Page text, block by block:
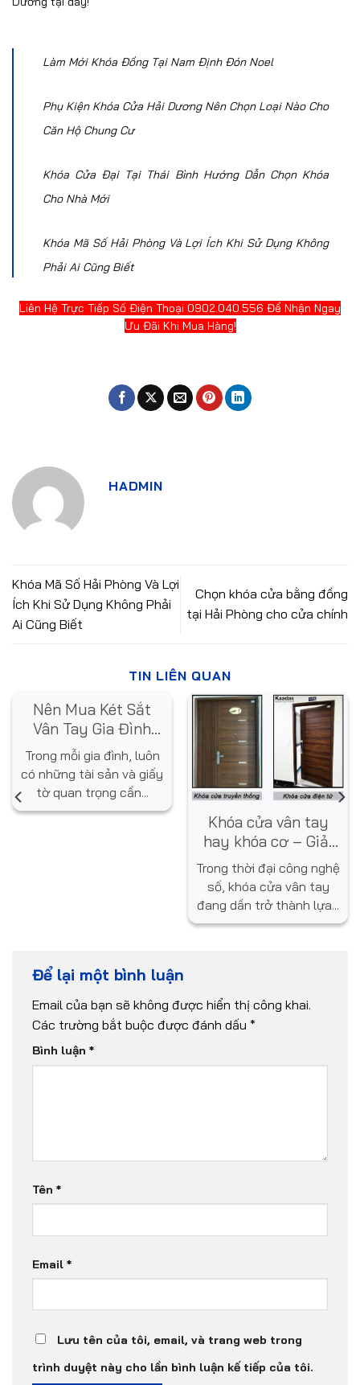
Làm Mới Khóa Đồng Tại Nam Định Đón Noel
Phụ Kiện Khóa Cửa Hải Dương Nên Chọn Loại Nào Cho
Căn Hộ Chung Cư
Khóa Cửa Đại Tại Thái Bình Hướng Dẫn Chọn Khóa
Cho Nhà Mới
Khóa Mã Số Hải Phòng Và Lợi Ích Khi Sử Dụng Không
Phải Ai Cũng Biết
Liên Hệ Trực Tiếp Số Điện Thoại 0902.040.556 Để Nhận Ngay
Ưu Đãi Khi Mua Hàng!
HADMIN
Khóa Mã Số Hải Phòng Và Lợi
Ích Khi Sử Dụng Không Phải
Ai Cũng Biết
Chọn khóa cửa bằng đồng
tại Hải Phòng cho cửa chính
TIN LIÊN QUAN
Nên Mua Két Sắt
Vân Tay Gia Đình
Loại Nào? Gợi Ý Từ
Chuyên Gia
Trong mỗi gia đình, luôn
có những tài sản và giấy
tờ quan trọng cần...
Khóa cửa vân tay
hay khóa cơ – Giải
pháp nào tốt hơn
cho ngôi nhà bạn?
Trong thời đại công nghệ
số, khóa cửa vân tay
đang dần trở thành lựa...
Để lại một bình luận
Email của bạn sẽ không được hiển thị công khai.
Các trường bắt buộc được đánh dấu *
Bình luận *
Tên *
Email *
Lưu tên của tôi, email, và trang web trong
trình duyệt này cho lần bình luận kế tiếp của tôi.